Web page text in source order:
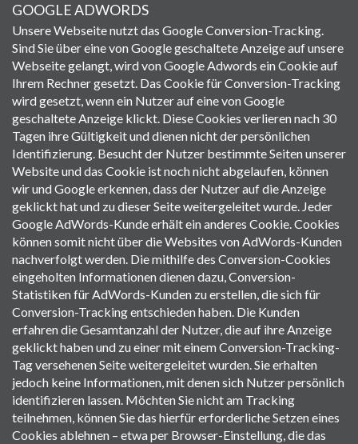
GOOGLE ADWORDS
Unsere Webseite nutzt das Google Conversion-Tracking.
Sind Sie über eine von Google geschaltete Anzeige auf unsere
Webseite gelangt, wird von Google Adwords ein Cookie auf
Ihrem Rechner gesetzt. Das Cookie für Conversion-Tracking
wird gesetzt, wenn ein Nutzer auf eine von Google
geschaltete Anzeige klickt. Diese Cookies verlieren nach 30
Tagen ihre Gültigkeit und dienen nicht der persönlichen
Identifizierung. Besucht der Nutzer bestimmte Seiten unserer
Website und das Cookie ist noch nicht abgelaufen, können
wir und Google erkennen, dass der Nutzer auf die Anzeige
geklickt hat und zu dieser Seite weitergeleitet wurde. Jeder
Google AdWords-Kunde erhält ein anderes Cookie. Cookies
können somit nicht über die Websites von AdWords-Kunden
nachverfolgt werden. Die mithilfe des Conversion-Cookies
eingeholten Informationen dienen dazu, Conversion-
Statistiken für AdWords-Kunden zu erstellen, die sich für
Conversion-Tracking entschieden haben. Die Kunden
erfahren die Gesamtanzahl der Nutzer, die auf ihre Anzeige
geklickt haben und zu einer mit einem Conversion-Tracking-
Tag versehenen Seite weitergeleitet wurden. Sie erhalten
jedoch keine Informationen, mit denen sich Nutzer persönlich
identifizieren lassen. Möchten Sie nicht am Tracking
teilnehmen, können Sie das hierfür erforderliche Setzen eines
Cookies ablehnen – etwa per Browser-Einstellung, die das